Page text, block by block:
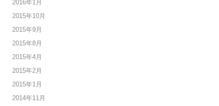
2016年1月
2015年10月
2015年9月
2015年8月
2015年4月
2015年2月
2015年1月
2014年11月